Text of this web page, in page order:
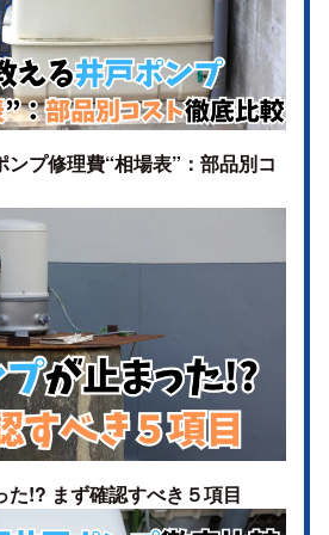
プ修理費“相場表”：部品別コ
た!? まず確認すべき５項目